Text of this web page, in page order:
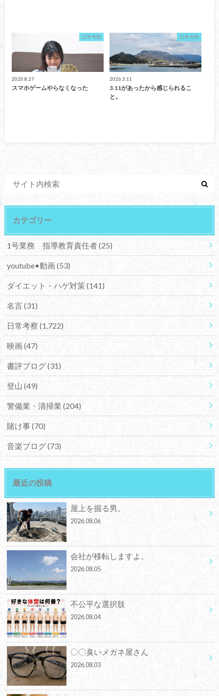
日常考察
2020.8.27
スマホゲームやらなくなった
日常考察
2026.3.11
3.11があったから感じられるこ
と。
カテゴリー
1号業務 指導教育責任者(25)
youtube•動画(53)
ダイエット・ハゲ対策(141)
名言(31)
日常考察 (1,722)
映画(47)
書評ブログ(31)
登山 (49)
警備業・清掃業 (204)
賭け事(70)
音楽ブログ(73)
最近の投稿
屋上を掘る男。
2026.08.06
会社が移転しますよ。
2026.08.05
不公平な選択肢
2026.08.04
〇〇臭いメガネ屋さん
2026.08.03